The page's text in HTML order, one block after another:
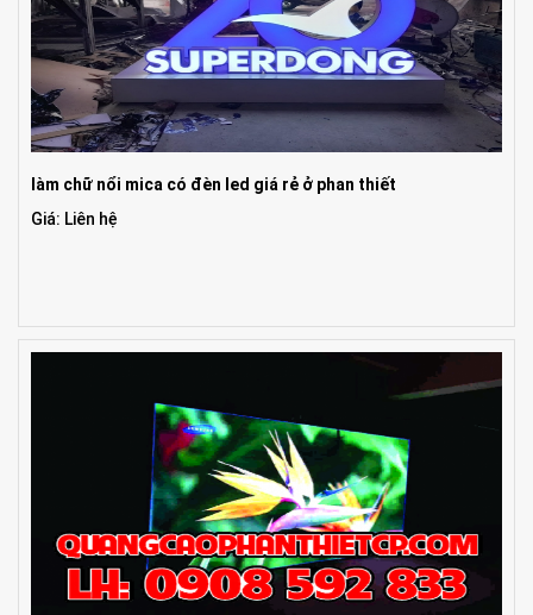
làm chữ nổi mica có đèn led giá rẻ ở phan thiết
Giá: Liên hệ